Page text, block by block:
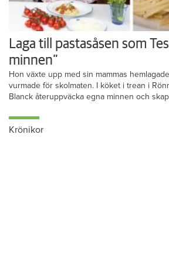
Laga till pastasåsen som
minnen”
Hon växte upp med sin mammas
vurmade för skolmaten. I köket i trean i
Blanck återuppväcka egna minnen och
Krönikor